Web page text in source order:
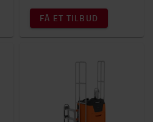
2500mm
FÅ ET TILBUD